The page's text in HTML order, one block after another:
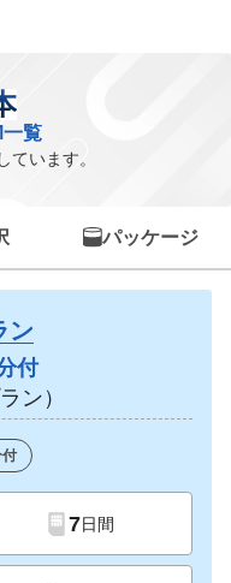
覧
ています。
パッケージ
ン
付
ン）
付
7日間